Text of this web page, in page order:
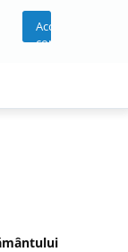
Acces
cont